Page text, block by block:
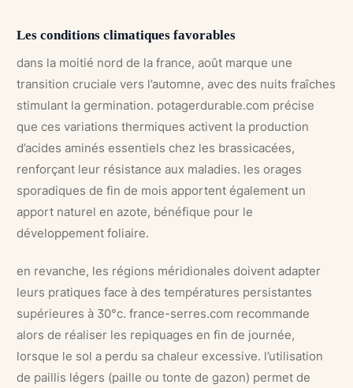
Les conditions climatiques favorables
dans la moitié nord de la france, août marque une
transition cruciale vers l’automne, avec des nuits fraîches
stimulant la germination. potagerdurable.com précise
que ces variations thermiques activent la production
d’acides aminés essentiels chez les brassicacées,
renforçant leur résistance aux maladies. les orages
sporadiques de fin de mois apportent également un
apport naturel en azote, bénéfique pour le
développement foliaire.
en revanche, les régions méridionales doivent adapter
leurs pratiques face à des températures persistantes
supérieures à 30°c. france-serres.com recommande
alors de réaliser les repiquages en fin de journée,
lorsque le sol a perdu sa chaleur excessive. l’utilisation
de paillis légers (paille ou tonte de gazon) permet de